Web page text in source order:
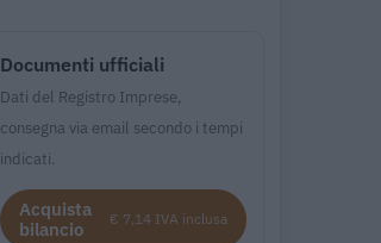
Documenti ufficiali
Dati del Registro Imprese,
consegna via email secondo i tempi
indicati.
Acquista
bilancio
€ 7,14 IVA inclusa